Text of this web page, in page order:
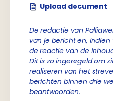
Upload document
De redactie van
van je bericht en, indien
de reactie van de
Dit is zo ingeregeld om
realiseren van het
berichten binnen drie
beantwoorden.